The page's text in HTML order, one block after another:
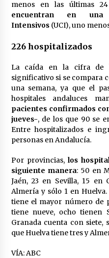
La Feria de
18 de abril
menos en las últimas
encuentran en una
Intensivos (UCI), uno
226 hospitalizados
La caída en la cifra de
significativo si se compara
una semana, ya que el
hospitales andaluces
pacientes confirmados
jueves-, de los que 90 se
Entre hospitalizados e
personas en Andalucía.
Por provincias,los
siguiente manera: 50 en
Jaén, 23 en Sevilla, 15 en
Almería y sólo 1 en
tiene el mayor número de
tiene nueve, ocho tienen
Granada cuenta con siete,
que Huelva tiene tres y
VÍA: ABC